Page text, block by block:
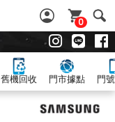
0
舊機回收 門市據點 門